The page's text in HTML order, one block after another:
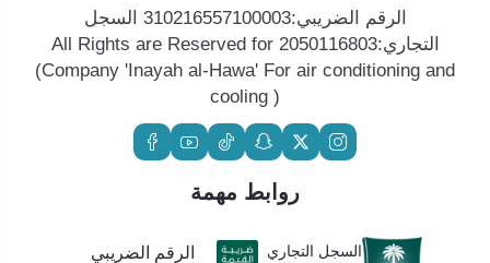
الرقم الضريبي:310216557100003 السجل
التجاري:2050116803 All Rights are Reserved for
(Company 'Inayah al-Hawa' For air conditioning and
cooling )
روابط مهمة
السجل التجاري
الرقم الضريبي